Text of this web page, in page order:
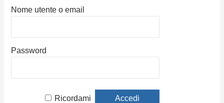
Nome utente o email
Password
Ricordami